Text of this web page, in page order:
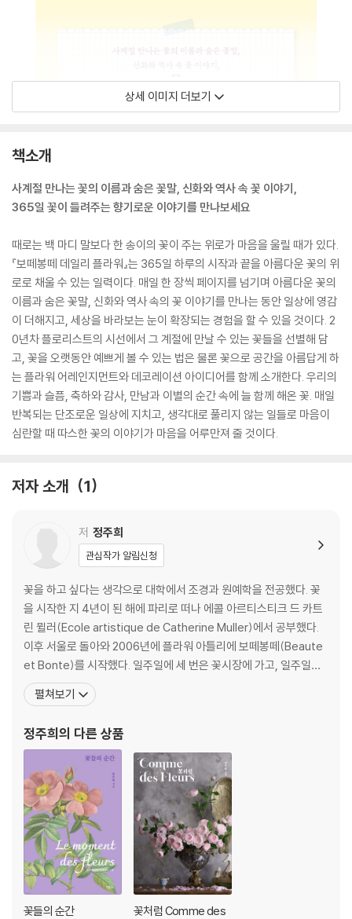
상세 이미지 더보기
책소개
사계절 만나는 꽃의 이름과 숨은 꽃말, 신화와 역사 속 꽃 이야기,
365일 꽃이 들려주는 향기로운 이야기를 만나보세요
때로는 백 마디 말보다 한 송이의 꽃이 주는 위로가 마음을 울릴 때가 있다.
『보떼봉떼 데일리 플라워』는 365일 하루의 시작과 끝을 아름다운 꽃의 위
로로 채울 수 있는 일력이다. 매일 한 장씩 페이지를 넘기며 아름다운 꽃의
이름과 숨은 꽃말, 신화와 역사 속의 꽃 이야기를 만나는 동안 일상에 영감
이 더해지고, 세상을 바라보는 눈이 확장되는 경험을 할 수 있을 것이다. 2
0년차 플로리스트의 시선에서 그 계절에 만날 수 있는 꽃들을 선별해 담
고, 꽃을 오랫동안 예쁘게 볼 수 있는 법은 물론 꽃으로 공간을 아름답게 하
는 플라워 어레인지먼트와 데코레이션 아이디어를 함께 소개한다. 우리의
기쁨과 슬픔, 축하와 감사, 만남과 이별의 순간 속에 늘 함께 해온 꽃. 매일
반복되는 단조로운 일상에 지치고, 생각대로 풀리지 않는 일들로 마음이
심란할 때 따스한 꽃의 이야기가 마음을 어루만져 줄 것이다.
저자 소개 1
저 정주희
관심작가 알림신청
꽃을 하고 싶다는 생각으로 대학에서 조경과 원예학을 전공했다. 꽃
을 시작한 지 4년이 된 해에 파리로 떠나 에콜 아르티스티크 드 카트
린 뮐러(Ecole artistique de Catherine Muller)에서 공부했다.
이후 서울로 돌아와 2006년에 플라워 아틀리에 보떼봉떼(Beaute
et Bonte)를 시작했다. 일주일에 세 번은 꽃시장에 가고, 일주일에
다섯 번은 창이 넓은 작업실에서 학생들과 함께 꽃을 만지며, 꽃으로
마음을 전하고 싶은 분들을 위한 작업을 하고 있다. 2023년부터 네
배서더로
펼쳐보기
정주희의 다른 상품
꽃들의 순간
꽃처럼 Comme des